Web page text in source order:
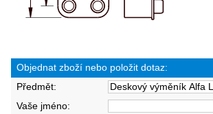
Objednat zboží nebo položit dotaz:
Předmět:
Vaše jméno: